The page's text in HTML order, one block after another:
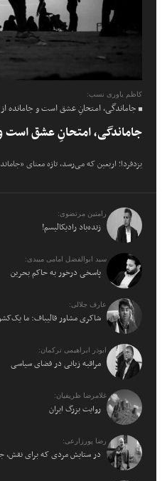
کاظم یاوری نسب:
جاماندگی، امتحانِ عشق است و جامانده
جاماندگی، امتحانِ عشق است
یزدفردا؛ اربعین که می‌رسد، تازه معنای
رامتین مرتضوی:
زنده‌باد رادیکالیسم!
سید ابوالفضل امامی میبدی:
پاسخی درخور به حاکم بحرین
عارف جلالی:
شاکری مشاور قالیباف: ما
ابوذر ابراهیمی ترکمان:
مراقبه زبانی در فضای سیاسی
غلامرضا ظریفیان:
روایت بزرگ ایران
رضا پورزارعی:
در ستایش مردی که برای